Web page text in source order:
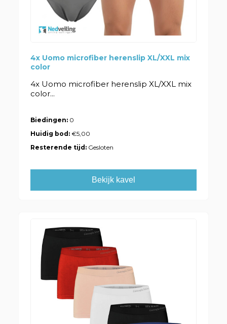
4x Uomo microfiber herenslip XL/XXL mix
color
4x Uomo microfiber herenslip XL/XXL mix
color...
Biedingen: 0
Huidig bod:€5,00
Resterende tijd: Gesloten
Bekijk kavel